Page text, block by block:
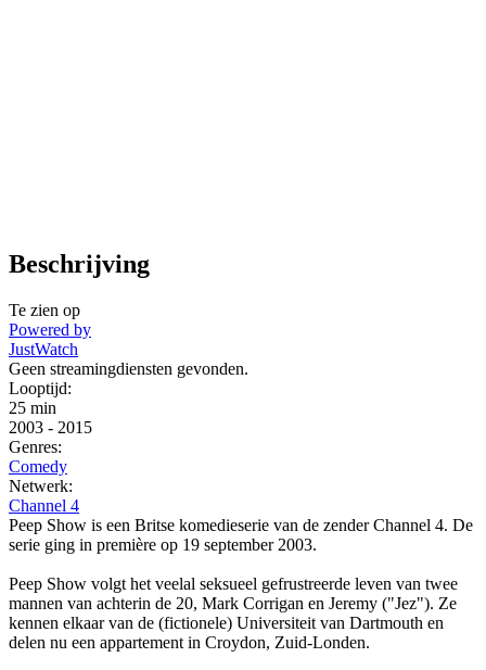
Beschrijving
Te zien op
Powered by
JustWatch
Geen streamingdiensten gevonden.
Looptijd:
25 min
2003 - 2015
Genres:
Comedy
Netwerk:
Channel 4
Peep Show is een Britse komedieserie van de zender Channel 4. De
serie ging in première op 19 september 2003.
Peep Show volgt het veelal seksueel gefrustreerde leven van twee
mannen van achterin de 20, Mark Corrigan en Jeremy ("Jez"). Ze
kennen elkaar van de (fictionele) Universiteit van Dartmouth en
delen nu een appartement in Croydon, Zuid-Londen.